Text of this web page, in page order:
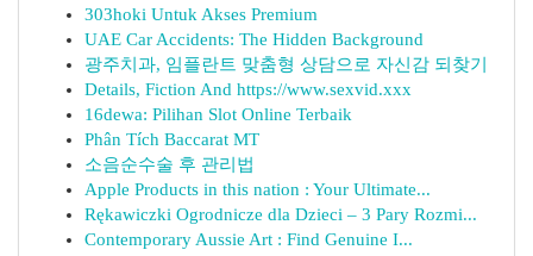
303hoki Untuk Akses Premium
UAE Car Accidents: The Hidden Background
광주치과, 임플란트 맞춤형 상담으로 자신감 되찾기
Details, Fiction And https://www.sexvid.xxx
16dewa: Pilihan Slot Online Terbaik
Phân Tích Baccarat MT
소음순수술 후 관리법
Apple Products in this nation : Your Ultimate...
Rękawiczki Ogrodnicze dla Dzieci – 3 Pary Rozmi...
Contemporary Aussie Art : Find Genuine I...